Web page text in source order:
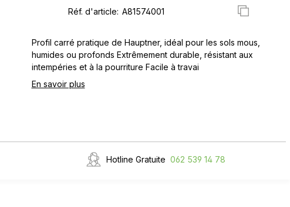
Réf. d'article:
Profil carré pratique de Hauptner, idéal pour les sols mous,
humides ou profonds Extrêmement durable, résistant aux
intempéries et à la pourriture Facile à travai
En savoir plus
Hotline Gratuite 062 539 14 78